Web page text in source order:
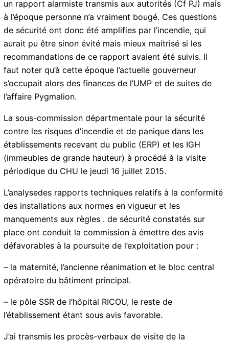
L’élaboration concertée d’un Projet Médical, d’un Projet
Social, d’un Projet Psychologique, d’un Projet
d’Établissement en somme, en lien avec le Projet de
délocalisation vers le CHU de Perrin ;
Les problèmes de sécurité déjà évoqués par les
syndicats en avril 2017, l’étaient déjà officiellement
PJ) mais à l’époque personne n’a vraiment bougé. Ces
questions de sécurité ont donc été amplifies par
l’incendie, qui aurait pu être sinon évité mais mieux
maitrisé si les recommandations de ce rapport avaient
été suivis. Il faut noter qu’à cette époque l’actuelle
de suites de l’affaire Pygmalion.
La sous-commission départmentale pour la sécurité
contre les risques d’incendie et de panique dans les
établissements recevant du public (ERP) et les IGH
périodique du CHU le jeudi 16 juillet 2015.
conformité des installations aux normes en vigueur et
les manquements aux règles . de sécurité constatés
sur place ont conduit la commission à émettre des
manquer !
E-mail*
J'acceptel'accord de confidentialité